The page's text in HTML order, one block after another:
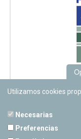
Utilizamos cookies
Necesarias
Preferencias